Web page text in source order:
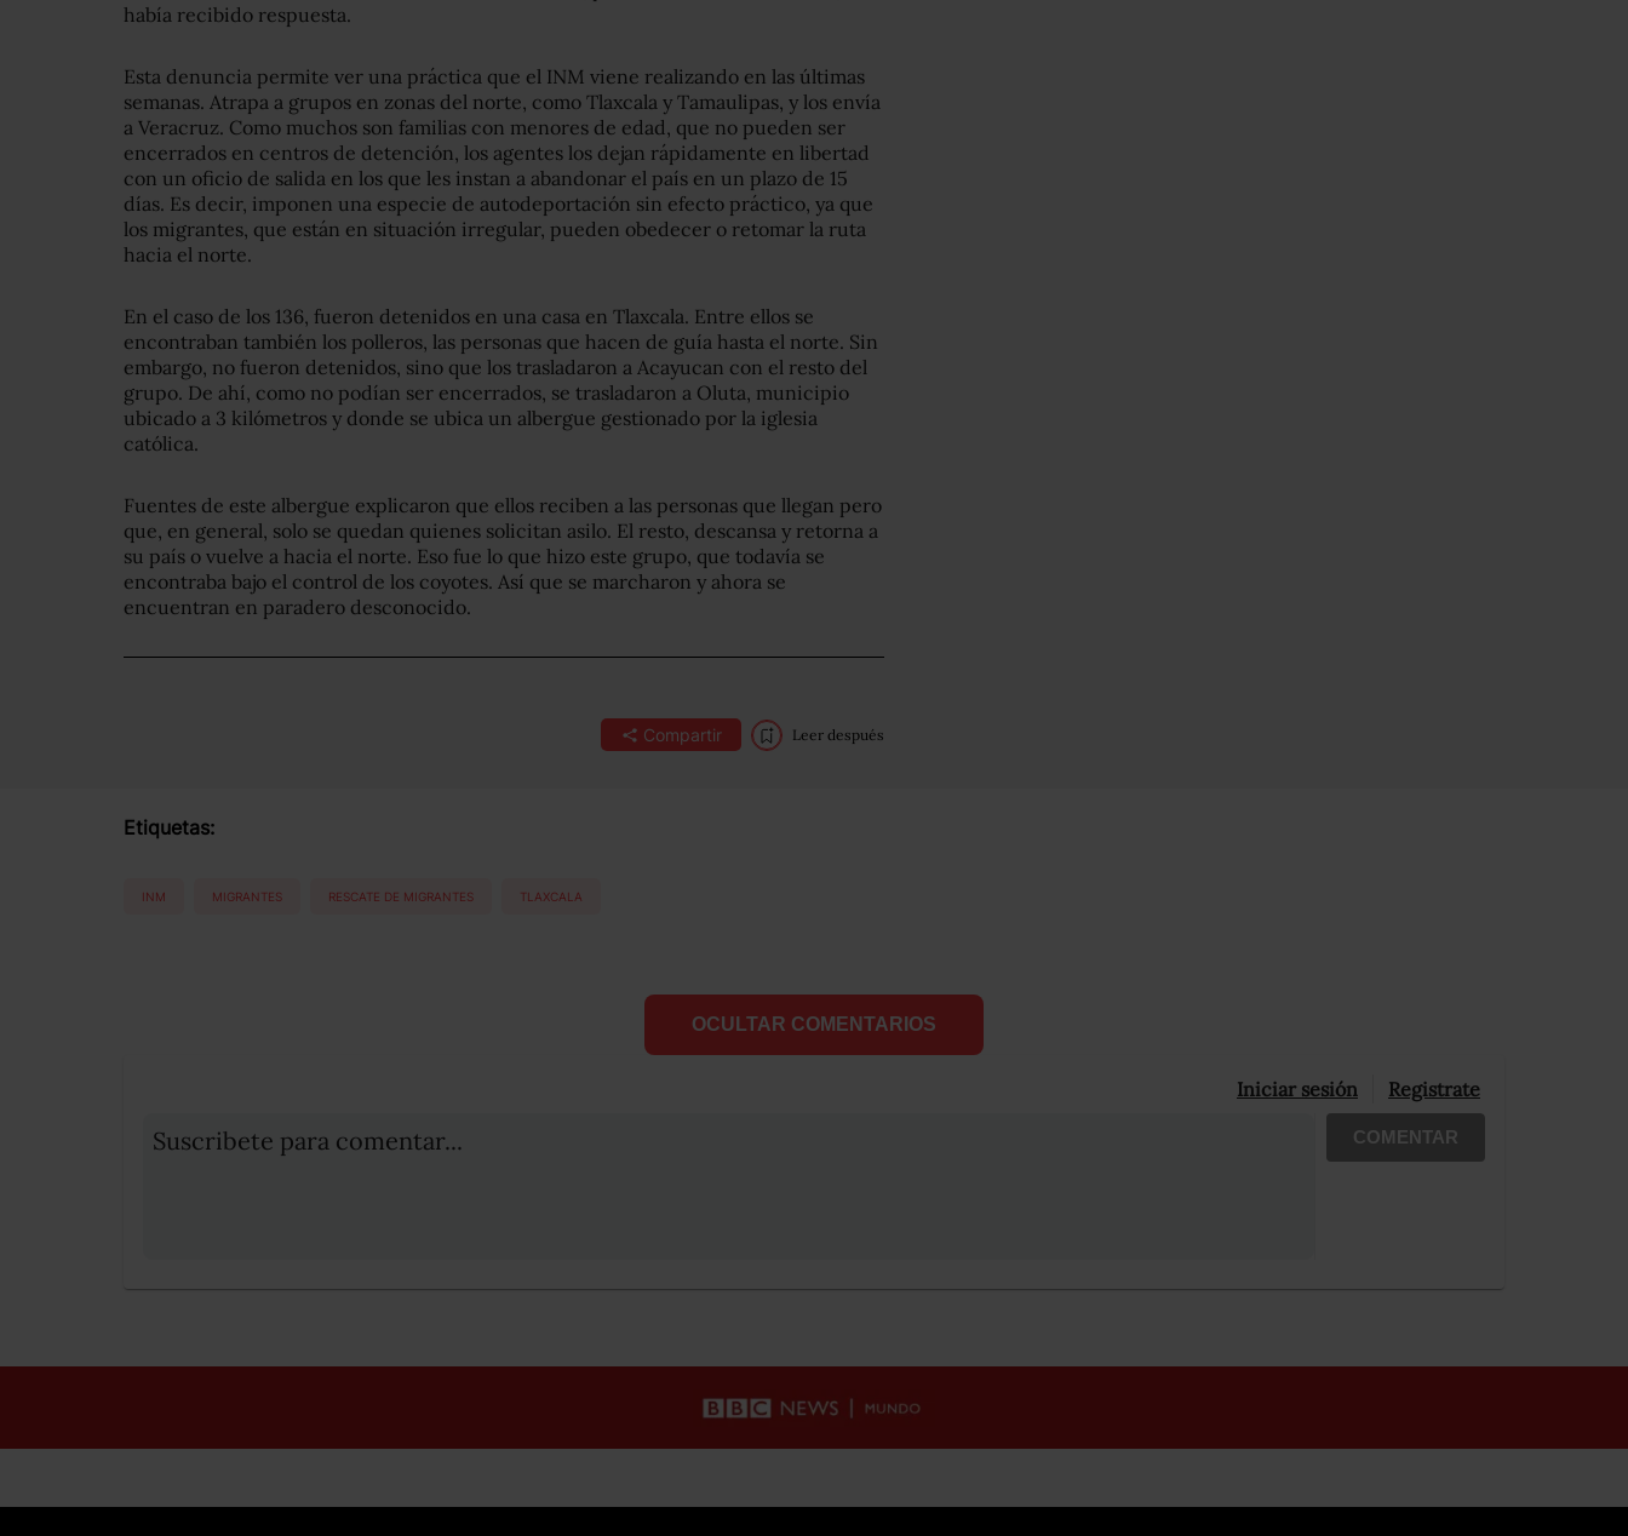
había recibido respuesta.
Esta denuncia permite ver una práctica que el INM viene realizando en las últimas
semanas. Atrapa a grupos en zonas del norte, como Tlaxcala y Tamaulipas, y los envía
a Veracruz. Como muchos son familias con menores de edad, que no pueden ser
encerrados en centros de detención, los agentes los dejan rápidamente en libertad
con un oficio de salida en los que les instan a abandonar el país en un plazo de 15
días. Es decir, imponen una especie de autodeportación sin efecto práctico, ya que
los migrantes, que están en situación irregular, pueden obedecer o retomar la ruta
hacia el norte.
En el caso de los 136, fueron detenidos en una casa en Tlaxcala. Entre ellos se
encontraban también los polleros, las personas que hacen de guía hasta el norte. Sin
embargo, no fueron detenidos, sino que los trasladaron a Acayucan con el resto del
grupo. De ahí, como no podían ser encerrados, se trasladaron a Oluta, municipio
ubicado a 3 kilómetros y donde se ubica un albergue gestionado por la iglesia
católica.
Fuentes de este albergue explicaron que ellos reciben a las personas que llegan pero
que, en general, solo se quedan quienes solicitan asilo. El resto, descansa y retorna a
su país o vuelve a hacia el norte. Eso fue lo que hizo este grupo, que todavía se
encontraba bajo el control de los coyotes. Así que se marcharon y ahora se
encuentran en paradero desconocido.
Compartir Leer después
Etiquetas:
INM MIGRANTES RESCATE DE MIGRANTES TLAXCALA
OCULTAR COMENTARIOS
Iniciar sesión Registrate
Suscribete para comentar... COMENTAR